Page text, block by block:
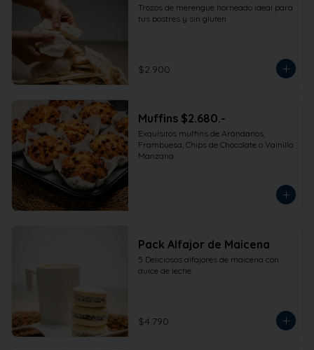
Trozos de merengue horneado ideal para
tus postres y sin gluten
$2.900
Muffins $2.680.-
Exquisitos muffins de Arándanos,
Frambuesa, Chips de Chocolate o Vainilla
Manzana.
Pack Alfajor de Maicena
5 Deliciosos alfajores de maicena con
dulce de leche.
$4.790